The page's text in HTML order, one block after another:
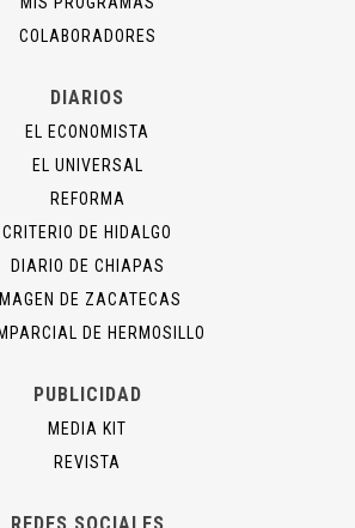
COLABORADORES
DIARIOS
EL ECONOMISTA
EL UNIVERSAL
REFORMA
CRITERIO DE HIDALGO
DIARIO DE CHIAPAS
IMAGEN DE ZACATECAS
DE HERMOSILLO
PUBLICIDAD
MEDIA KIT
REVISTA